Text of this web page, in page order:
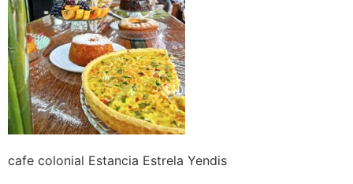
cafe colonial Estancia Estrela Yendis